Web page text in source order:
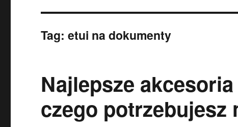
Tag:etui na dokumenty
Najlepsze
czego potrzebujesz